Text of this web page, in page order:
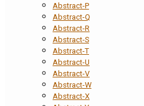
Abstract-P
Abstract-Q
Abstract-R
Abstract-S
Abstract-T
Abstract-U
Abstract-V
Abstract-W
Abstract-X